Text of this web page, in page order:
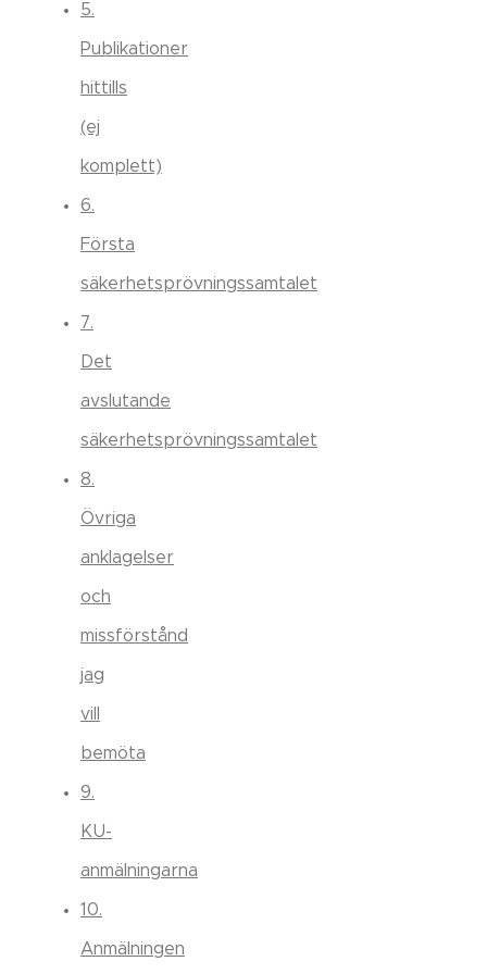
5.
Publikationer
hittills
(ej
komplett)
6.
Första
säkerhetsprövningssamtalet
7.
Det
avslutande
säkerhetsprövningssamtalet
8.
Övriga
anklagelser
och
missförstånd
jag
vill
bemöta
9.
KU-
anmälningarna
10.
Anmälningen